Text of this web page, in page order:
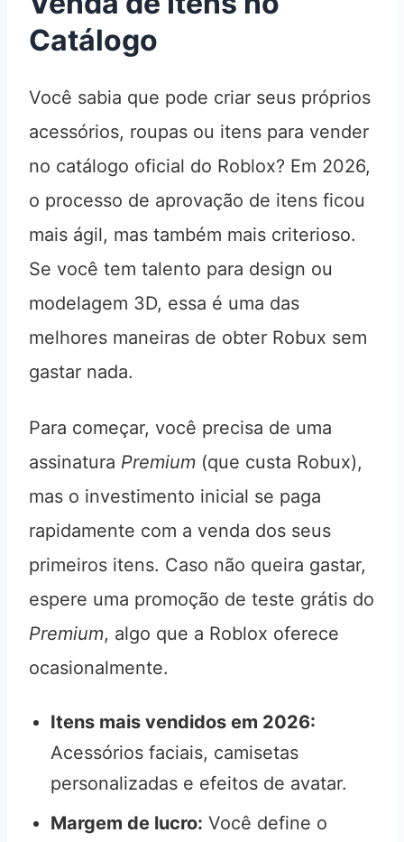
Catálogo
Você sabia que pode criar seus próprios
acessórios, roupas ou itens para vender
no catálogo oficial do Roblox? Em 2026,
o processo de aprovação de itens ficou
mais ágil, mas também mais criterioso.
Se você tem talento para design ou
modelagem 3D, essa é uma das
melhores maneiras de obter Robux sem
gastar nada.
Para começar, você precisa de uma
assinatura Premium (que custa Robux),
mas o investimento inicial se paga
rapidamente com a venda dos seus
primeiros itens. Caso não queira gastar,
espere uma promoção de teste grátis do
Premium, algo que a Roblox oferece
ocasionalmente.
Itens mais vendidos em 2026:
Acessórios faciais, camisetas
personalizadas e efeitos de avatar.
Margem de lucro: Você define o